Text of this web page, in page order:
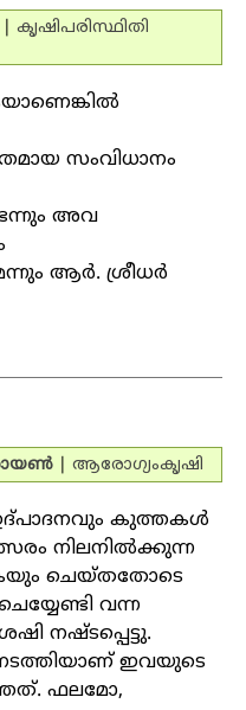
കൃഷിപരിസ്ഥിതി
സംവിധാനം
അവ
ആര്‍. ശ്രീധര്‍
ആരോഗ്യംകൃഷി
കുത്തകള്‍
നിലനില്‍ക്കുന്ന
ചെയ്തതോടെ
വന്ന
നഷ്ടപ്പെട്ടു.
ഇവയുടെ
ഫലമോ,